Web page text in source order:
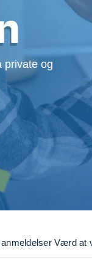
Rengøring
TV
private og
Værd at